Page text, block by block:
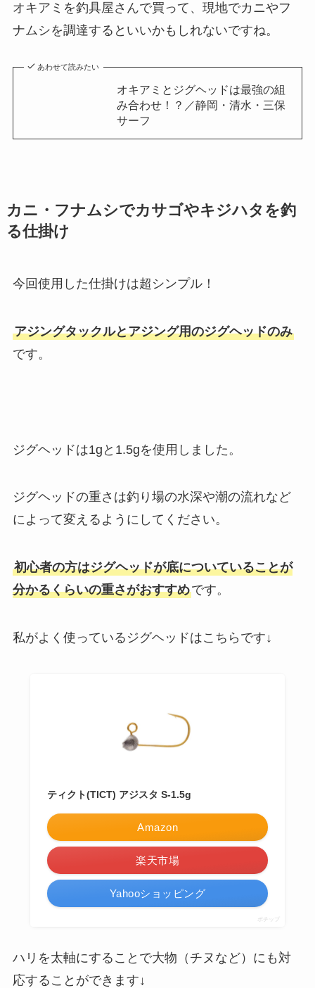
オキアミを釣具屋さんで買って、現地でカニやフ
ナムシを調達するといいかもしれないですね。
あわせて読みたい
オキアミとジグヘッドは最強の組
み合わせ！？／静岡・清水・三保
サーフ
カニ・フナムシでカサゴやキジハタを釣
る仕掛け
今回使用した仕掛けは超シンプル！
アジングタックルとアジング用のジグヘッドのみ
です。
ジグヘッドは1gと1.5gを使用しました。
ジグヘッドの重さは釣り場の水深や潮の流れなど
によって変えるようにしてください。
初心者の方はジグヘッドが底についていることが
分かるくらいの重さがおすすめです。
私がよく使っているジグヘッドはこちらです↓
ティクト(TICT) アジスタ S-1.5g
Amazon
楽天市場
Yahooショッピング
ポチップ
ハリを太軸にすることで大物（チヌなど）にも対
応することができます↓